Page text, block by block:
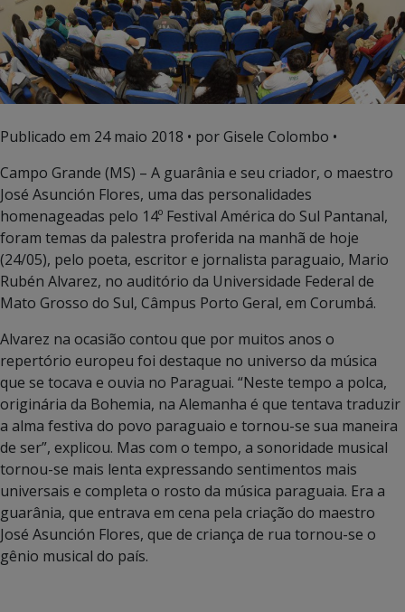
Publicado em 24 maio 2018 • por Gisele Colombo •
Campo Grande (MS) – A guarânia e seu criador, o maestro
José Asunción Flores, uma das personalidades
homenageadas pelo 14º Festival América do Sul Pantanal,
foram temas da palestra proferida na manhã de hoje
(24/05), pelo poeta, escritor e jornalista paraguaio, Mario
Rubén Alvarez, no auditório da Universidade Federal de
Mato Grosso do Sul, Câmpus Porto Geral, em Corumbá.
Alvarez na ocasião contou que por muitos anos o
repertório europeu foi destaque no universo da música
que se tocava e ouvia no Paraguai. “Neste tempo a polca,
originária da Bohemia, na Alemanha é que tentava traduzir
a alma festiva do povo paraguaio e tornou-se sua maneira
de ser”, explicou. Mas com o tempo, a sonoridade musical
tornou-se mais lenta expressando sentimentos mais
universais e completa o rosto da música paraguaia. Era a
guarânia, que entrava em cena pela criação do maestro
José Asunción Flores, que de criança de rua tornou-se o
gênio musical do país.